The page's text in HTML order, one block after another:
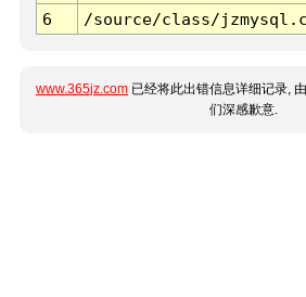
6
/source/class/
www.365jz.com 已经将此出错信息详细记录,
们深感歉意.